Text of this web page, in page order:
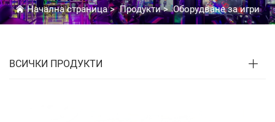
Начална страница>Продукти>Оборудване за игри
ВСИЧКИ ПРОДУКТИ